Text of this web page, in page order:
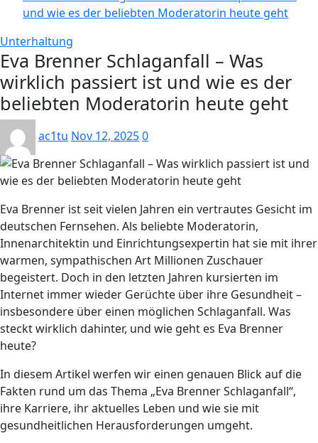
und wie es der beliebten Moderatorin heute geht
Unterhaltung
Eva Brenner Schlaganfall – Was
wirklich passiert ist und wie es der
beliebten Moderatorin heute geht
ac1tu Nov 12, 20250
Eva Brenner ist seit vielen Jahren ein vertrautes Gesicht im
deutschen Fernsehen. Als beliebte Moderatorin,
Innenarchitektin und Einrichtungsexpertin hat sie mit ihrer
warmen, sympathischen Art Millionen Zuschauer
begeistert. Doch in den letzten Jahren kursierten im
Internet immer wieder Gerüchte über ihre Gesundheit –
insbesondere über einen möglichen Schlaganfall. Was
steckt wirklich dahinter, und wie geht es Eva Brenner
heute?
In diesem Artikel werfen wir einen genauen Blick auf die
Fakten rund um das Thema „Eva Brenner Schlaganfall“,
ihre Karriere, ihr aktuelles Leben und wie sie mit
gesundheitlichen Herausforderungen umgeht.